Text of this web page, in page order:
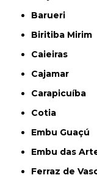
Barueri
Biritiba Mirim
Caieiras
Cajamar
Carapicuíba
Cotia
Embu Guaçú
Embu das
Ferraz de